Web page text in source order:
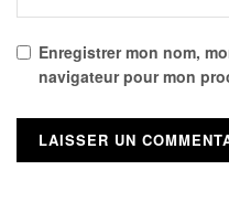
Enregistrer mon nom,
navigateur pour mon